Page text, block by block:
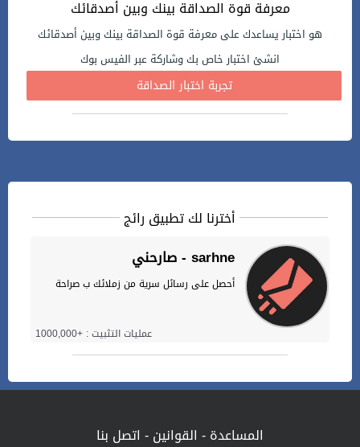
معرفة قوة الصداقة بينك وبين أصدقائك
هو اختبار يساعدك على معرفة قوة الصداقة بينك وبين أصدقائك
انشئ اختبار خاص بك وشاركة عبر الفيس بوك
تجربة اختبار الصداقة
أخترنا لك تطبيق رائج
صارحني - sarhne
أحصل على رسائل سرية من زملائك ب صراحة
عمليات التثبيت : +1000,000
المساعدة- القوانين- اتصل بنا